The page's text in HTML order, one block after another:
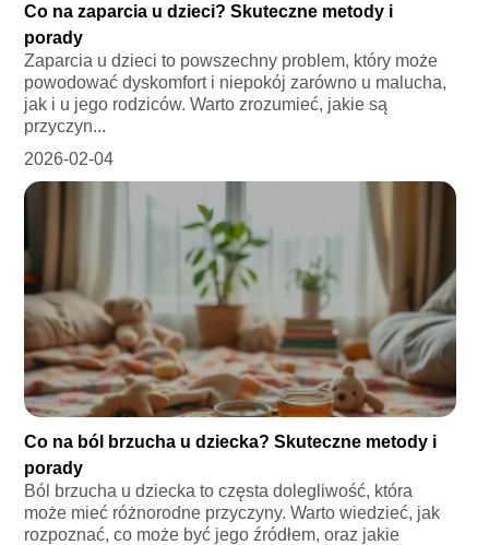
Co na zaparcia u dzieci? Skuteczne metody i
porady
Zaparcia u dzieci to powszechny problem, który może
powodować dyskomfort i niepokój zarówno u malucha,
jak i u jego rodziców. Warto zrozumieć, jakie są
przyczyn...
2026-02-04
Co na ból brzucha u dziecka? Skuteczne metody i
porady
Ból brzucha u dziecka to częsta dolegliwość, która
może mieć różnorodne przyczyny. Warto wiedzieć, jak
rozpoznać, co może być jego źródłem, oraz jakie